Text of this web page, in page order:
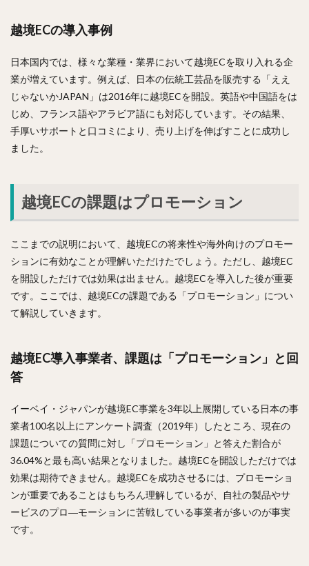
越境ECの導入事例
日本国内では、様々な業種・業界において越境ECを取り入れる企
業が増えています。例えば、日本の伝統工芸品を販売する「ええ
じゃないかJAPAN」は2016年に越境ECを開設。英語や中国語をは
じめ、フランス語やアラビア語にも対応しています。その結果、
手厚いサポートと口コミにより、売り上げを伸ばすことに成功し
ました。
越境ECの課題はプロモーション
ここまでの説明において、越境ECの将来性や海外向けのプロモー
ションに有効なことが理解いただけたでしょう。ただし、越境EC
を開設しただけでは効果は出ません。越境ECを導入した後が重要
です。ここでは、越境ECの課題である「プロモーション」につい
て解説していきます。
越境EC導入事業者、課題は「プロモーション」と回
答
イーベイ・ジャパンが越境EC事業を3年以上展開している日本の事
業者100名以上にアンケート調査（2019年）したところ、現在の
課題についての質問に対し「プロモーション」と答えた割合が
36.04%と最も高い結果となりました。越境ECを開設しただけでは
効果は期待できません。越境ECを成功させるには、プロモーショ
ンが重要であることはもちろん理解しているが、自社の製品やサ
ービスのプロ―モーションに苦戦している事業者が多いのが事実
です。